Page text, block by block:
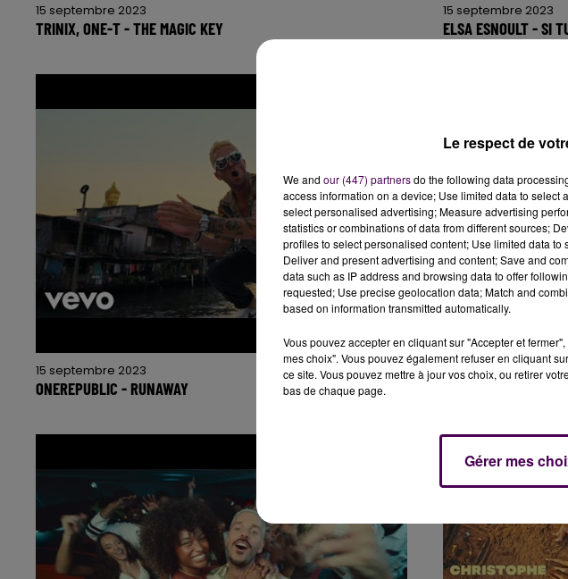
15 septembre 2023
TRINIX, ONE-T - THE MAGIC KEY
15 septembre 2023
ELSA ESNOULT - SI
15 septembre 2023
ONEREPUBLIC - RUNAWAY
15 septembre 2023
Le respect de
We and our (447) partnersdo the following data
access information on a device; Use limited data to
select personalised advertising; Measure advertising
statistics or combinations of data from different sources;
profiles to select personalised content; Use limited data
Deliver and present advertising and content; Save and
data such as IP address and browsing data to offer
requested; Use precise geolocation data; Match and
based on information transmitted automatically.
Vous pouvez accepter en cliquant sur "Accepter et
mes choix". Vous pouvez également refuser en cliquant
ce site. Vous pouvez mettre à jour vos choix, ou retirer
bas de chaque page.
Gérer mes